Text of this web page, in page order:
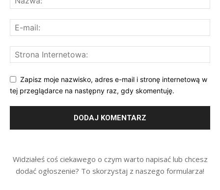
Zapisz moje nazwisko, adres e-mail i stronę internetową w
tej przeglądarce na następny raz, gdy skomentuję.
Widziałeś coś ciekawego o czym warto napisać lub chcesz
dodać ogłoszenie? To skorzystaj z naszego formularza!